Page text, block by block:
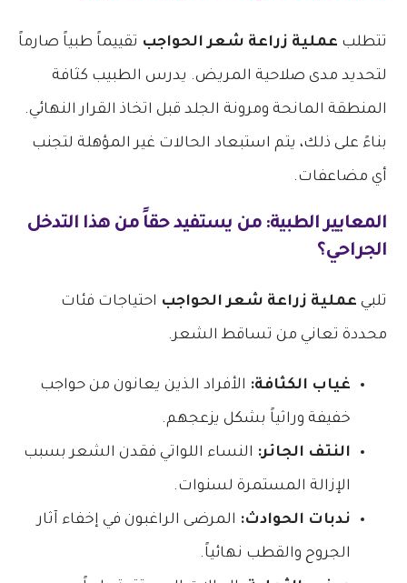
تتطلب عملية زراعة شعر الحواجب تقييماً طبياً صارماً
لتحديد مدى صلاحية المريض. يدرس الطبيب كثافة
المنطقة المانحة ومرونة الجلد قبل اتخاذ القرار النهائي.
بناءً على ذلك، يتم استبعاد الحالات غير المؤهلة لتجنب
أي مضاعفات.
المعايير الطبية: من يستفيد حقاً من هذا التدخل
الجراحي؟
تلبي عملية زراعة شعر الحواجب احتياجات فئات
محددة تعاني من تساقط الشعر.
غياب الكثافة: الأفراد الذين يعانون من حواجب
خفيفة وراثياً بشكل يزعجهم.
النتف الجائر: النساء اللواتي فقدن الشعر بسبب
الإزالة المستمرة لسنوات.
ندبات الحوادث: المرضى الراغبون في إخفاء آثار
الجروح والقطب نهائياً.